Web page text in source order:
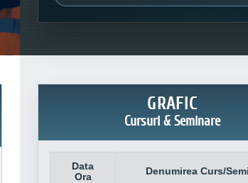
GRAFIC
Cursuri & Seminare
Data
Ora
Denumirea Curs/